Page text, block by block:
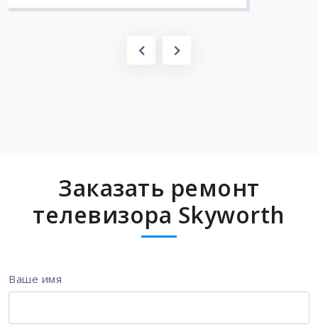
Заказать ремонт
телевизора Skyworth
Ваше имя